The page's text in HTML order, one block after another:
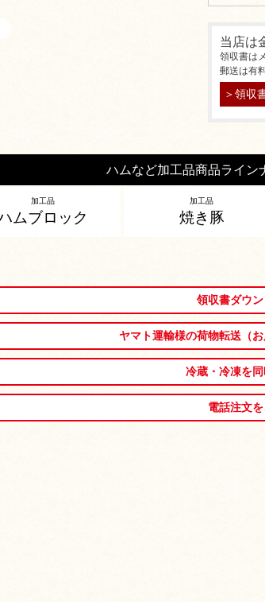
当店は
領収書は
郵送は有
＞領収
ハムなど加工品商品ライン
加工品
ムブロック
加工品
焼き豚
領収書ダウ
ヤマト運輸様の荷物転送（
冷蔵・冷凍を
電話注文